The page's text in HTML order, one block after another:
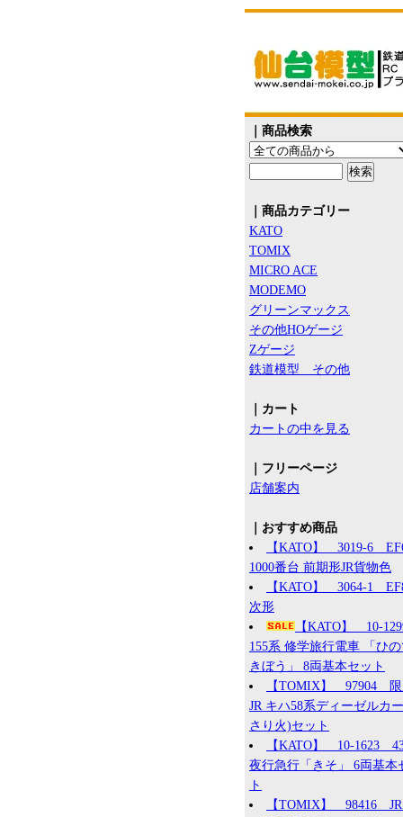
｜商品検索
｜商品カテゴリー
KATO
TOMIX
MICRO ACE
MODEMO
グリーンマックス
その他HOゲージ
Zゲージ
鉄道模型 その他
｜カート
カートの中を見る
｜フリーページ
店舗案内
｜おすすめ商品
【KATO】 3019-6
1000番台 前期形JR貨物色
【KATO】 3064-1
次形
【KATO】 10-
155系 修学旅行電車 「ひ
きぼう」 8両基本セット
【TOMIX】 97904 限
JR キハ58系ディーゼルカ
さり火)セット
【KATO】 10-1623
夜行急行「きそ」 6両基本
ト
【TOMIX】 98416